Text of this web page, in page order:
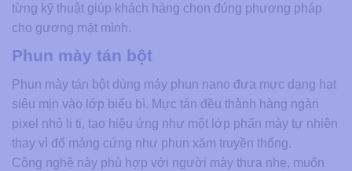
từng kỹ thuật giúp khách hàng chọn đúng phương pháp
cho gương mặt mình.
Phun mày tán bột
Phun mày tán bột dùng máy phun nano đưa mực dạng hạt
siêu mịn vào lớp biểu bì. Mực tán đều thành hàng ngàn
pixel nhỏ li ti, tạo hiệu ứng như một lớp phấn mày tự nhiên
thay vì đổ mảng cứng như phun xăm truyền thống.
Công nghệ này phù hợp với người mày thưa nhẹ, muốn